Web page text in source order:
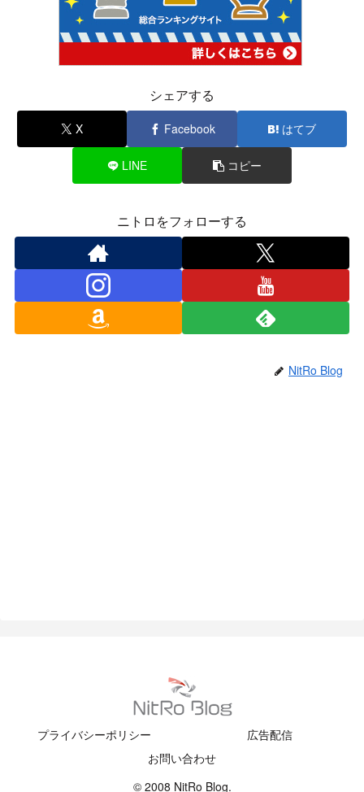
シェアする
X Facebook はてブ
LINE コピー
ニトロをフォローする
NitRo Blog
プライバシーポリシー
広告配信
お問い合わせ
© 2008 NitRo Blog.